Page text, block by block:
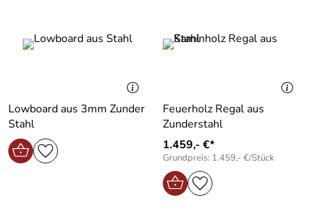
Lowboard aus 3mm Zunder
Stahl
Feuerholz Regal aus
Zunderstahl
1.459,- €*
Grundpreis: 1.459,- €/Stück